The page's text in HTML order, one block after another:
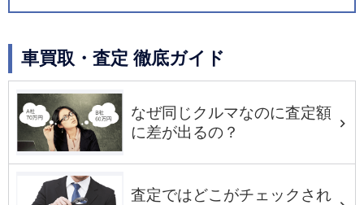
車買取・査定 徹底ガイド
なぜ同じクルマなのに査定額
に差が出るの？
査定ではどこがチェックされ